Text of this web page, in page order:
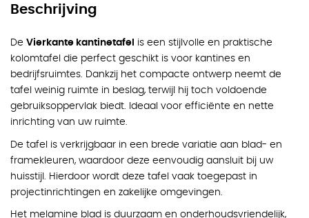
Beschrijving
De Vierkante kantinetafel
is een stijlvolle en praktische
kolomtafel die perfect geschikt is voor kantines en
bedrijfsruimtes. Dankzij het compacte ontwerp neemt de
tafel weinig ruimte in beslag, terwijl hij toch voldoende
gebruiksoppervlak biedt. Ideaal voor efficiënte en nette
inrichting van uw ruimte.
De tafel is verkrijgbaar in een brede variatie aan blad- en
framekleuren, waardoor deze eenvoudig aansluit bij uw
huisstijl. Hierdoor wordt deze tafel vaak toegepast in
projectinrichtingen en zakelijke omgevingen.
Het melamine blad is duurzaam en onderhoudsvriendelijk,